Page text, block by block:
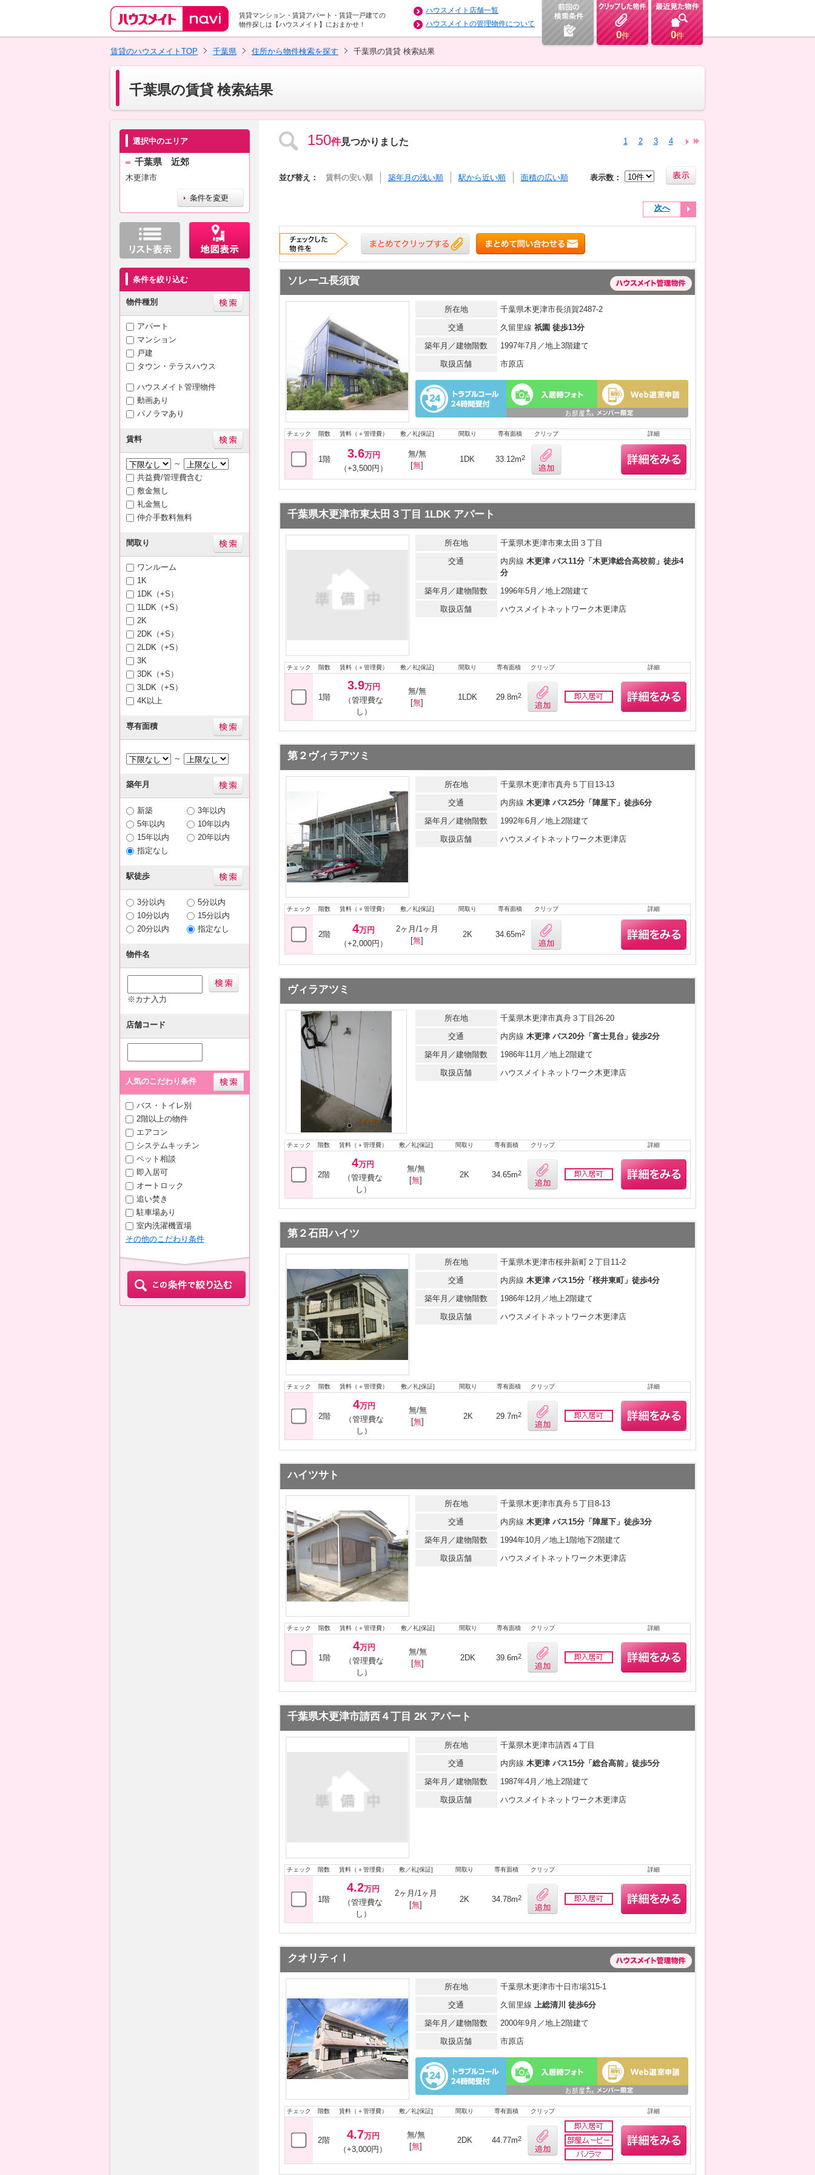
賃貸マンション・賃貸アパート・賃貸一戸建ての
物件探しは【ハウスメイト】におまかせ！
ハウスメイト店舗一覧
ハウスメイトの管理物件について
0件 0件
賃貸のハウスメイトTOP
千葉県 住所から物件検索を探す 千葉県の賃貸 検索結果
千葉県の賃貸 検索結果
選択中のエリア
千葉県 近郊
木更津市
条件を絞り込む
物件種別
アパート
マンション
戸建
タウン・テラスハウス
ハウスメイト管理物件
動画あり
パノラマあり
賃料
～
共益費/管理費含む
敷金無し
礼金無し
仲介手数料無料
間取り
ワンルーム
1K
1DK（+S）
1LDK（+S）
2K
2DK（+S）
2LDK（+S）
3K
3DK（+S）
3LDK（+S）
4K以上
専有面積
～
築年月
新築
3年以内
5年以内
10年以内
15年以内
20年以内
指定なし
駅徒歩
3分以内
5分以内
10分以内
15分以内
20分以内
指定なし
物件名
※カナ入力
店舗コード
人気のこだわり条件
バス・トイレ別
2階以上の物件
エアコン
システムキッチン
ペット相談
即入居可
オートロック
追い焚き
駐車場あり
室内洗濯機置場
その他のこだわり条件
150件見つかりました 1 2 3 4 5 6
並び替え： 賃料の安い順 築年月の浅い順 駅から近い順 面積の広い順 表示数：
次へ
ソレーユ長須賀
所在地
千葉県木更津市長須賀2487-2
交通
久留里線 祇園 徒歩13分
築年月／建物階数
1997年7月／地上3階建て
取扱店舗
市原店
チェック 階数 賃料（＋管理費） 敷／礼[保証] 間取り 専有面積 クリップ 詳細
1階 3.6万円
（+3,500円）
無/無
[無]
1DK 33.12m2
千葉県木更津市東太田３丁目 1LDK アパート
所在地
千葉県木更津市東太田３丁目
交通
内房線 木更津 バス11分「木更津総合高校前」徒歩4
分
築年月／建物階数
1996年5月／地上2階建て
取扱店舗
ハウスメイトネットワーク木更津店
チェック 階数 賃料（＋管理費） 敷／礼[保証] 間取り 専有面積 クリップ 詳細
1階
3.9万円
（管理費な
し）
無/無
[無]
1LDK 29.8m2
第２ヴィラアツミ
所在地
千葉県木更津市真舟５丁目13-13
交通
内房線 木更津 バス25分「陣屋下」徒歩6分
築年月／建物階数
1992年6月／地上2階建て
取扱店舗
ハウスメイトネットワーク木更津店
チェック 階数 賃料（＋管理費） 敷／礼[保証] 間取り 専有面積 クリップ 詳細
2階 4万円
（+2,000円）
2ヶ月/1ヶ月
[無]
2K 34.65m2
ヴィラアツミ
所在地
千葉県木更津市真舟３丁目26-20
交通
内房線 木更津 バス20分「富士見台」徒歩2分
築年月／建物階数
1986年11月／地上2階建て
取扱店舗
ハウスメイトネットワーク木更津店
チェック 階数 賃料（＋管理費） 敷／礼[保証] 間取り 専有面積 クリップ 詳細
2階
4万円
（管理費な
し）
無/無
[無]
2K 34.65m2
第２石田ハイツ
所在地
千葉県木更津市桜井新町２丁目11-2
交通
内房線 木更津 バス15分「桜井東町」徒歩4分
築年月／建物階数
1986年12月／地上2階建て
取扱店舗
ハウスメイトネットワーク木更津店
チェック 階数 賃料（＋管理費） 敷／礼[保証] 間取り 専有面積 クリップ 詳細
2階
4万円
（管理費な
し）
無/無
[無]
2K 29.7m2
ハイツサト
所在地
千葉県木更津市真舟５丁目8-13
交通
内房線 木更津 バス15分「陣屋下」徒歩3分
築年月／建物階数
1994年10月／地上1階地下2階建て
取扱店舗
ハウスメイトネットワーク木更津店
チェック 階数 賃料（＋管理費） 敷／礼[保証] 間取り 専有面積 クリップ 詳細
1階
4万円
（管理費な
し）
無/無
[無]
2DK 39.6m2
千葉県木更津市請西４丁目 2K アパート
所在地
千葉県木更津市請西４丁目
交通
内房線 木更津 バス15分「総合高前」徒歩5分
築年月／建物階数
1987年4月／地上2階建て
取扱店舗
ハウスメイトネットワーク木更津店
チェック 階数 賃料（＋管理費） 敷／礼[保証] 間取り 専有面積 クリップ 詳細
1階
4.2万円
（管理費な
し）
2ヶ月/1ヶ月
[無]
2K 34.78m2
クオリティⅠ
所在地
千葉県木更津市十日市場315-1
交通
久留里線 上総清川 徒歩6分
築年月／建物階数
2000年9月／地上2階建て
取扱店舗
市原店
チェック 階数 賃料（＋管理費） 敷／礼[保証] 間取り 専有面積 クリップ 詳細
2階 4.7万円
（+3,000円）
無/無
[無]
2DK 44.77m2